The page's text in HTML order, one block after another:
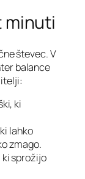
minuti
števec. V
balance
ki
lahko
zmago.
ki sprožijo